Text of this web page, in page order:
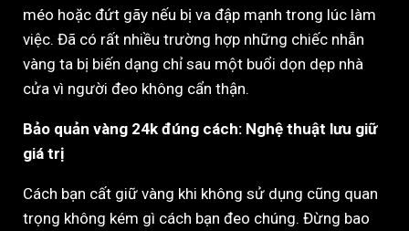
méo hoặc đứt gãy nếu bị va đập mạnh trong lúc làm
việc. Đã có rất nhiều trường hợp những chiếc nhẫn
vàng ta bị biến dạng chỉ sau một buổi dọn dẹp nhà
cửa vì người đeo không cẩn thận.
Bảo quản vàng 24k đúng cách: Nghệ thuật lưu giữ
giá trị
Cách bạn cất giữ vàng khi không sử dụng cũng quan
trọng không kém gì cách bạn đeo chúng. Đừng bao